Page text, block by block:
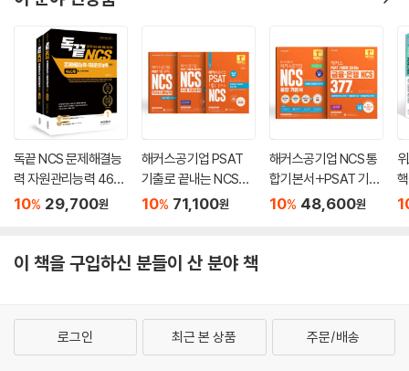
독끝 NCS 문제해결능
력 자원관리능력 460
제
10% 29,700원
해커스공기업 PSAT
기출로 끝내는 NCS의
사소통능력/문제해결·
10% 71,100원
해커스공기업 NCS 통
합기본서+PSAT 기출
로 끝내는 금융·은행 N
10% 48,600원
·
이 책을 구입하신 분들이 산 분야 책
로그인 최근 본 상품 주문/배송